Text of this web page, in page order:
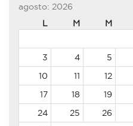
agosto: 2026
L
M M
3
4 5
10
11 12
17
18 19
24
25 26